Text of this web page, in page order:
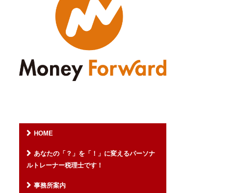
HOME
あなたの「？」を「！」に変えるパーソナ
ルトレーナー税理士です！
事務所案内